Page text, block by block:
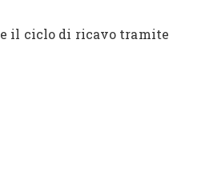
il ciclo di ricavo tramite